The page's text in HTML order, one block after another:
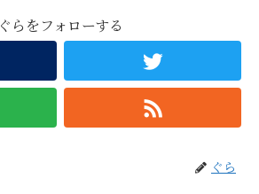
ぐらをフォローする
ぐら